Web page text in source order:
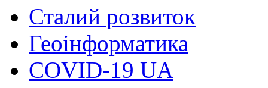
Сталий розвиток
Геоінформатика
COVID-19 UA